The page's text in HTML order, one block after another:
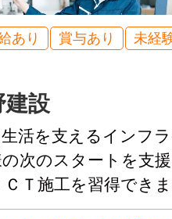
あり 賞与あり 未経
設
生活を支えるインフ
の次のスタートを支
ＣＴ施工を習得でき
もと補助作業から